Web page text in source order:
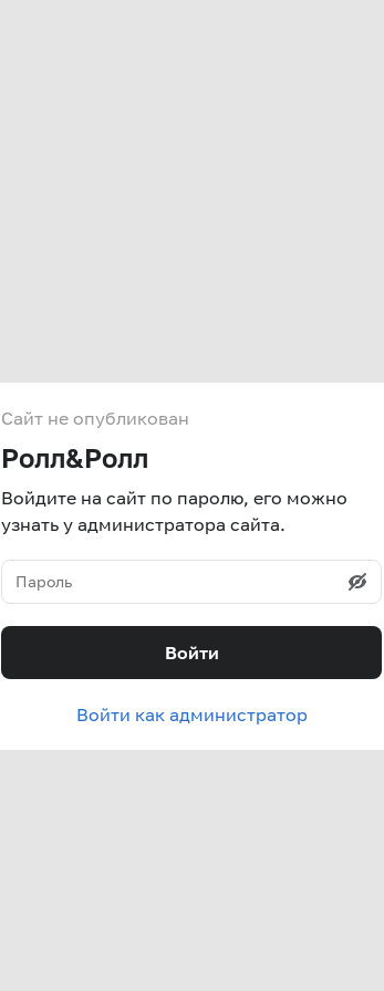
Сайт не опубликован
Ролл&Ролл
Войдите на сайт по паролю, его можно
узнать у администратора сайта.
Войти
Войти как администратор